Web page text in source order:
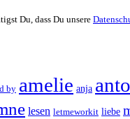
Du, dass Du unsere
by amelie anja
lesen letmeworkit liebe